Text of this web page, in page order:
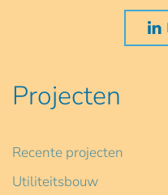
Projecten
Recente projecten
Utiliteitsbouw